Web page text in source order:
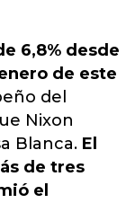
6,8% desde
de este
del
Nixon
Blanca. El
de tres
el